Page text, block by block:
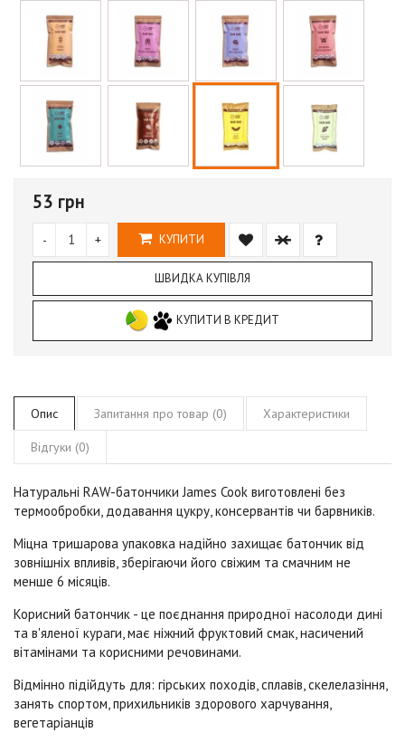
53 грн
- + КУПИТИ
ШВИДКА КУПІВЛЯ
КУПИТИ В КРЕДИТ
Опис Запитання про товар (0) Характеристики
Відгуки (0)
Натуральні RAW-батончики James Cook виготовлені без
термообробки, додавання цукру, консервантів чи барвників.
Міцна тришарова упаковка надійно захищає батончик від
зовнішніх впливів, зберігаючи його свіжим та смачним не
менше 6 місяців.
Корисний батончик - це поєднання природної насолоди дині
та в'яленої кураги, має ніжний фруктовий смак, насичений
вітамінами та корисними речовинами.
Відмінно підійдуть для: гірських походів, сплавів, скелелазіння,
занять спортом, прихильників здорового харчування,
вегетаріанців